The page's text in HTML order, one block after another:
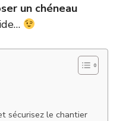
un chéneau
sécurisez le chantier